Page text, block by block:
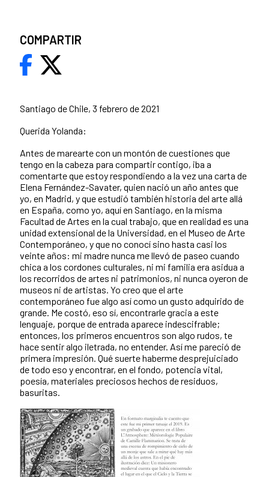
Santiago de Chile, 3 febrero de 2021
Querida Yolanda:
Antes de marearte con un montón de cuestiones que
tengo en la cabeza para compartir contigo, iba a
comentarte que estoy respondiendo a la vez una carta de
Elena Fernández-Savater, quien nació un año antes que
yo, en Madrid, y que estudió también historia del arte allá
en España, como yo, aquí en Santiago, en la misma
Facultad de Artes en la cual trabajo, que en realidad es una
unidad extensional de la Universidad, en el Museo de Arte
Contemporáneo, y que no conocí sino hasta casi los
veinte años: mi madre nunca me llevó de paseo cuando
chica a los cordones culturales, ni mi familia era asidua a
los recorridos de artes ni patrimonios, ni nunca oyeron de
museos ni de artistas. Yo creo que el arte
contemporáneo fue algo así como un gusto adquirido de
grande. Me costó, eso sí, encontrarle gracia a este
lenguaje, porque de entrada aparece indescifrable;
entonces, los primeros encuentros son algo rudos, te
hace sentir algo iletrada, no entender. Así me pareció de
primera impresión. Qué suerte haberme desprejuiciado
de todo eso y encontrar, en el fondo, potencia vital,
poesía, materiales preciosos hechos de residuos,
basuritas.
COMPARTIR